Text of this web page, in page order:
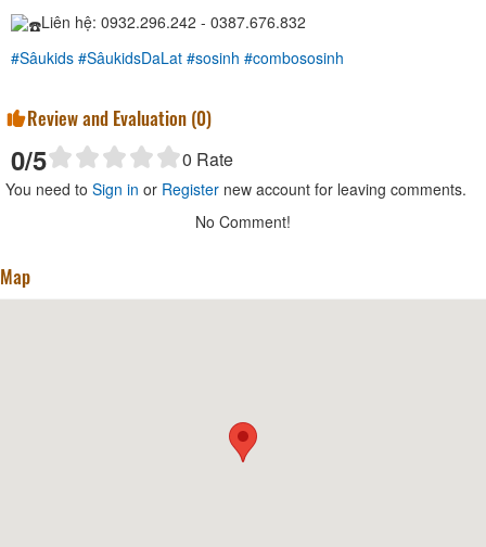
Liên hệ: 0932.296.242 - 0387.676.832
#Sâukids #SâukidsDaLat #sosinh #combososinh
Review and Evaluation (0)
0/5 0 Rate
You need to Sign in or Register new account for leaving comments.
No Comment!
Map